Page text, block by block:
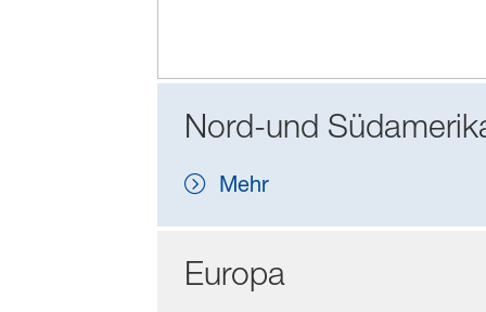
Nord-und
Mehr
Europa